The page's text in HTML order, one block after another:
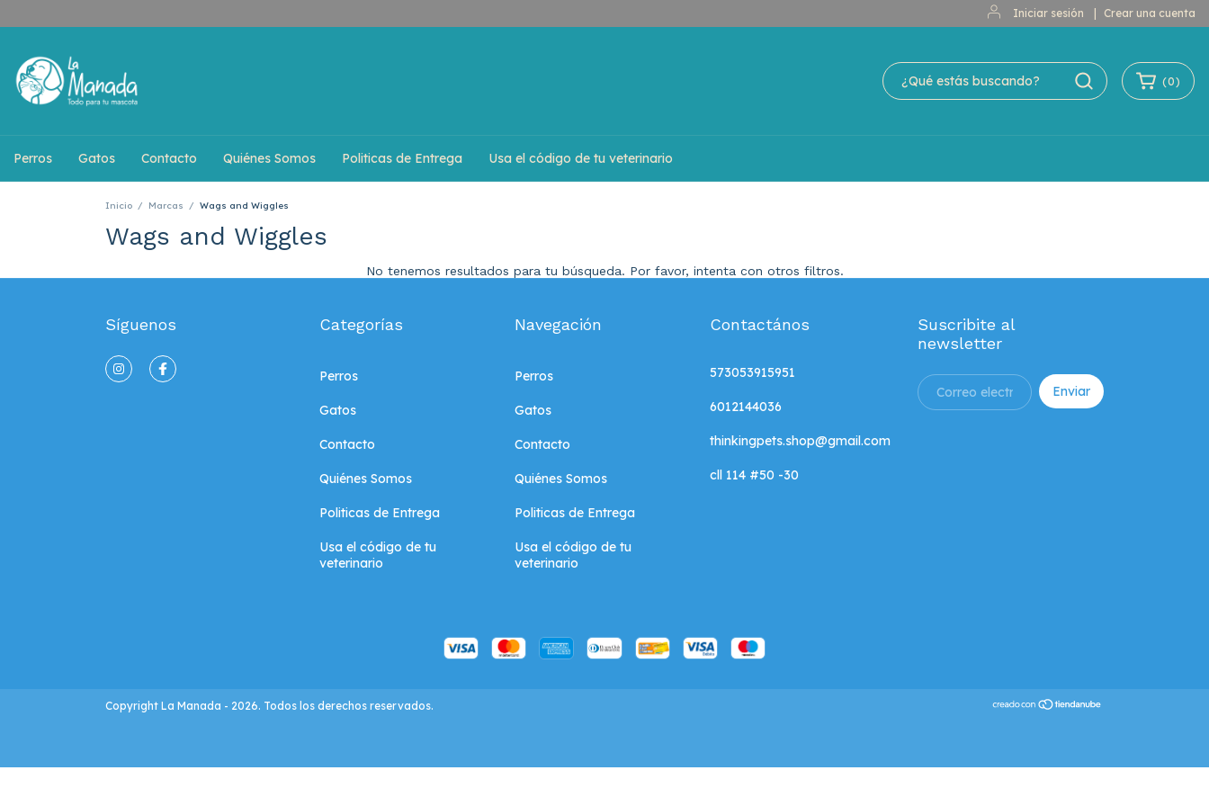
Iniciar sesión Crear una cuenta
(0)
Perros Gatos Contacto Quiénes Somos Politicas de Entrega Usa el código de tu veterinario
Inicio / Marcas / Wags and Wiggles
Wags and Wiggles
No tenemos resultados para tu búsqueda. Por favor, intenta con otros filtros.
Síguenos Categorías
Perros
Gatos
Contacto
Quiénes Somos
Politicas de Entrega
Usa el código de tu
veterinario
Navegación
Perros
Gatos
Contacto
Quiénes Somos
Politicas de Entrega
Usa el código de tu
veterinario
Contactános
573053915951
6012144036
thinkingpets.shop@gmail.com
cll 114 #50 -30
Suscribite al
newsletter
Copyright La Manada - 2026. Todos los derechos reservados.